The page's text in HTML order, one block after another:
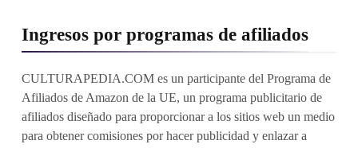
Ingresos por programas de afiliados
CULTURAPEDIA.COM es un participante del Programa de
Afiliados de Amazon de la UE, un programa publicitario de
afiliados diseñado para proporcionar a los sitios web un medio
para obtener comisiones por hacer publicidad y enlazar a